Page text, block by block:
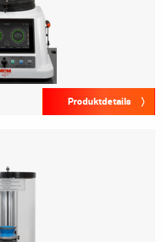
Produktdetails